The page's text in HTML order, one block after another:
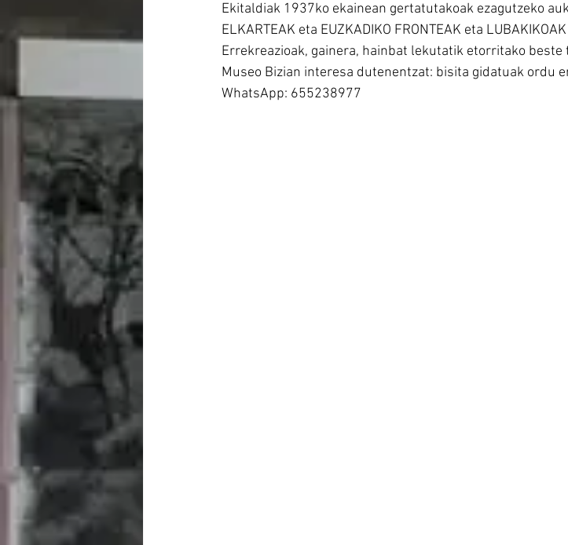
Ekitaldiak 1937ko ekainean gertatutakoak ezagutzeko
ELKARTEAK eta EUZKADIKO FRONTEAK eta
Errekreazioak, gainera, hainbat lekutatik etorritako beste
Museo Bizian interesa dutenentzat: bisita gidatuak ordu
WhatsApp: 655238977